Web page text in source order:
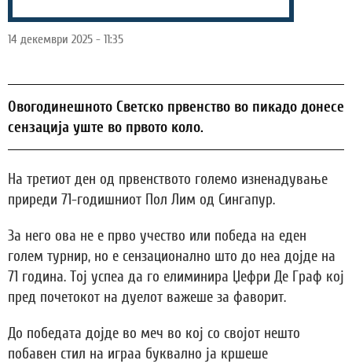
14 декември 2025 - 11:35
Oвогодинешното Светско првенство во пикадо донесе
сензација уште во првото коло.
На третиот ден од првенството големо изненадување
приреди 71-годишниот Пол Лим од Сингапур.
За него ова не е прво учество или победа на еден
голем турнир, но е сензационално што до неа дојде на
71 година. Тој успеа да го елиминира Џефри Де Граф кој
пред почетокот на дуелот важеше за фаворит.
До победата дојде во меч во кој со својот нешто
побавен стил на играа буквално ја кршеше